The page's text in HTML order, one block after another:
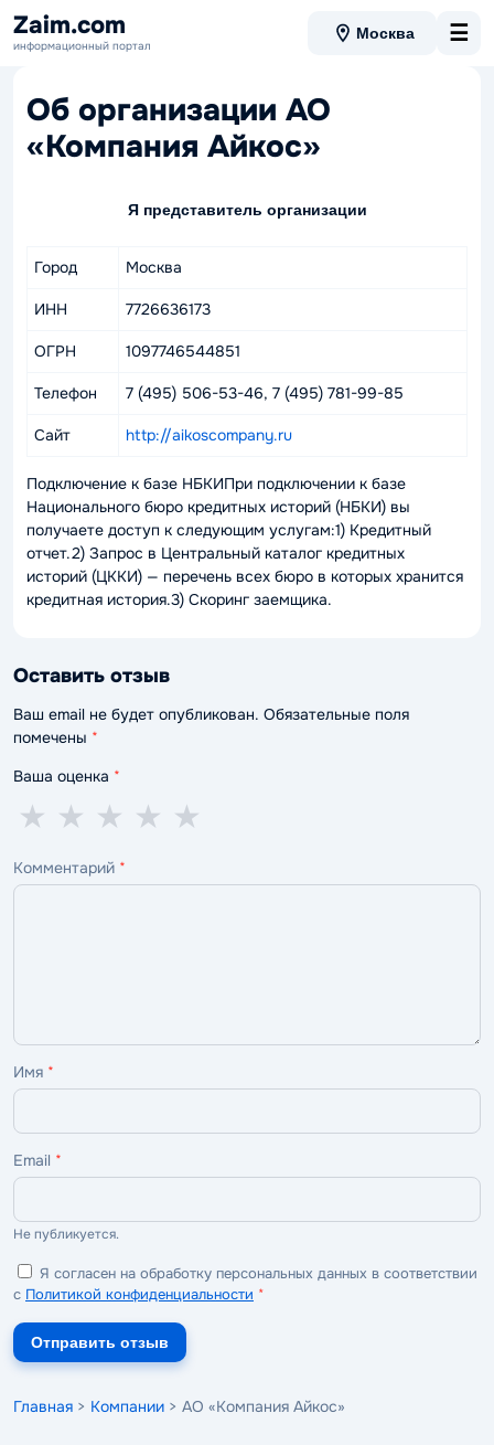
Zaim.com
информационный портал
Москва ☰
Об организации АО
«Компания Айкос»
Я представитель организации
Город Москва
ИНН 7726636173
ОГРН 1097746544851
Телефон 7 (495) 506-53-46, 7 (495) 781-99-85
Сайт http://aikoscompany.ru
Подключение к базе НБКИПри подключении к базе
Национального бюро кредитных историй (НБКИ) вы
получаете доступ к следующим услугам:1) Кредитный
отчет.2) Запрос в Центральный каталог кредитных
историй (ЦККИ) — перечень всех бюро в которых хранится
кредитная история.3) Скоринг заемщика.
Оставить отзыв
Ваш email не будет опубликован. Обязательные поля
помечены *
Ваша оценка *
5
—
★
4
—
★
3
—
★
2
—
★
1
—
★
Комментарий *
Имя *
Email *
Не публикуется.
Я согласен на обработку персональных данных в соответствии
с Политикой конфиденциальности *
Отправить отзыв
Главная > Компании > АО «Компания Айкос»